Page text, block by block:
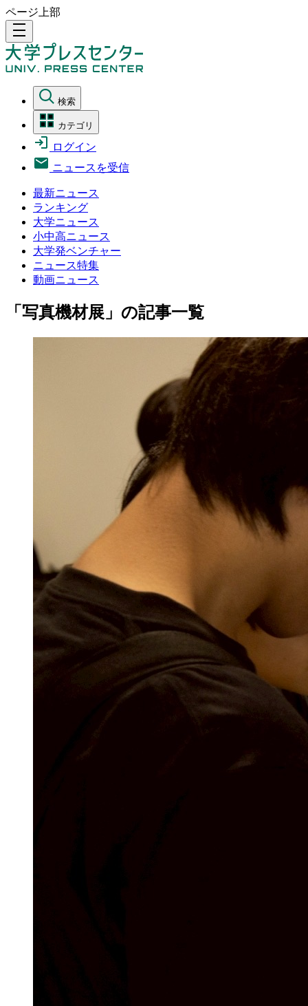
ページ上部
density_medium
検索
カテゴリ
ログイン
ニュースを受信
最新ニュース
ランキング
大学ニュース
小中高ニュース
大学発ベンチャー
ニュース特集
動画ニュース
「写真機材展」の記事一覧